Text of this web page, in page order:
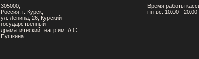
305000,
Россия, г. Курск,
ул. Ленина, 26, Курский
государственный
драматический театр им. А.С.
Пушкина
Время работы
пн-вс: 10:00 - 20:00